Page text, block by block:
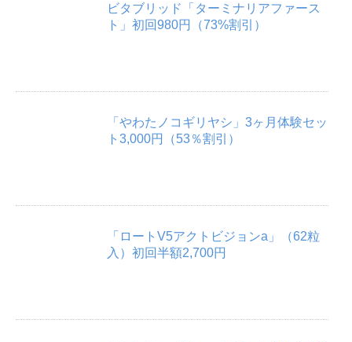
ビタブリッド「ターミナリアファース
ト」初回980円（73%割引）
「やわたノコギリヤシ」3ヶ月体験セッ
ト3,000円（53％割引）
「ロートV5アクトビジョンa」（62粒
入）初回半額2,700円